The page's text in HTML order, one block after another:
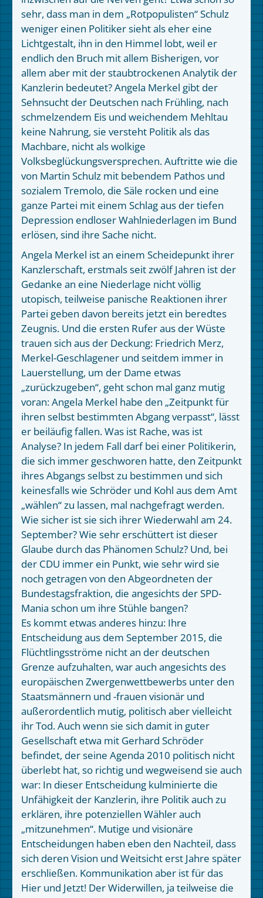
sehr, dass man in dem „Rotpopulisten“ Schulz
weniger einen Politiker sieht als eher eine
Lichtgestalt, ihn in den Himmel lobt, weil er
endlich den Bruch mit allem Bisherigen, vor
allem aber mit der staubtrockenen Analytik der
Kanzlerin bedeutet? Angela Merkel gibt der
Sehnsucht der Deutschen nach Frühling, nach
schmelzendem Eis und weichendem Mehltau
keine Nahrung, sie versteht Politik als das
Machbare, nicht als wolkige
Volksbeglückungsversprechen. Auftritte wie die
von Martin Schulz mit bebendem Pathos und
sozialem Tremolo, die Säle rocken und eine
ganze Partei mit einem Schlag aus der tiefen
Depression endloser Wahlniederlagen im Bund
erlösen, sind ihre Sache nicht.
Angela Merkel ist an einem Scheidepunkt ihrer
Kanzlerschaft, erstmals seit zwölf Jahren ist der
Gedanke an eine Niederlage nicht völlig
utopisch, teilweise panische Reaktionen ihrer
Partei geben davon bereits jetzt ein beredtes
Zeugnis. Und die ersten Rufer aus der Wüste
trauen sich aus der Deckung: Friedrich Merz,
Merkel-Geschlagener und seitdem immer in
Lauerstellung, um der Dame etwas
„zurückzugeben“, geht schon mal ganz mutig
voran: Angela Merkel habe den „Zeitpunkt für
ihren selbst bestimmten Abgang verpasst“, lässt
er beiläufig fallen. Was ist Rache, was ist
Analyse? In jedem Fall darf bei einer Politikerin,
die sich immer geschworen hatte, den Zeitpunkt
ihres Abgangs selbst zu bestimmen und sich
keinesfalls wie Schröder und Kohl aus dem Amt
„wählen“ zu lassen, mal nachgefragt werden.
Wie sicher ist sie sich ihrer Wiederwahl am 24.
September? Wie sehr erschüttert ist dieser
Glaube durch das Phänomen Schulz? Und, bei
der CDU immer ein Punkt, wie sehr wird sie
noch getragen von den Abgeordneten der
Bundestagsfraktion, die angesichts der SPD-
Mania schon um ihre Stühle bangen?
Es kommt etwas anderes hinzu: Ihre
Entscheidung aus dem September 2015, die
Flüchtlingsströme nicht an der deutschen
Grenze aufzuhalten, war auch angesichts des
europäischen Zwergenwettbewerbs unter den
Staatsmännern und -frauen visionär und
außerordentlich mutig, politisch aber vielleicht
ihr Tod. Auch wenn sie sich damit in guter
Gesellschaft etwa mit Gerhard Schröder
befindet, der seine Agenda 2010 politisch nicht
überlebt hat, so richtig und wegweisend sie auch
war: In dieser Entscheidung kulminierte die
Unfähigkeit der Kanzlerin, ihre Politik auch zu
erklären, ihre potenziellen Wähler auch
„mitzunehmen“. Mutige und visionäre
Entscheidungen haben eben den Nachteil, dass
sich deren Vision und Weitsicht erst Jahre später
erschließen. Kommunikation aber ist für das
Hier und Jetzt! Der Widerwillen, ja teilweise die